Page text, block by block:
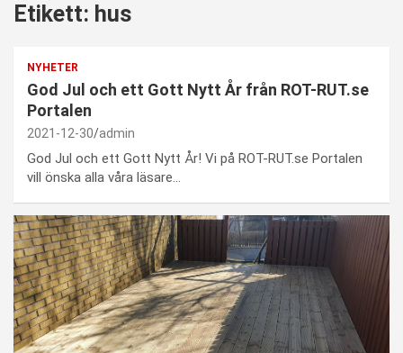
Etikett: hus
NYHETER
God Jul och ett Gott Nytt År från ROT-RUT.se
Portalen
2021-12-30 admin
God Jul och ett Gott Nytt År! Vi på ROT-RUT.se Portalen
vill önska alla våra läsare…